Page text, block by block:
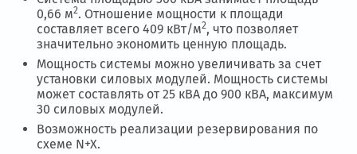
0,66 м2. Отношение мощности к площади
составляет всего 409 кВт/м2, что позволяет
значительно экономить ценную площадь.
Мощность системы можно увеличивать за счет
установки силовых модулей. Мощность системы
может составлять от 25 кВА до 900 кВА, максимум
30 силовых модулей.
Возможность реализации резервирования по
схеме N+X.